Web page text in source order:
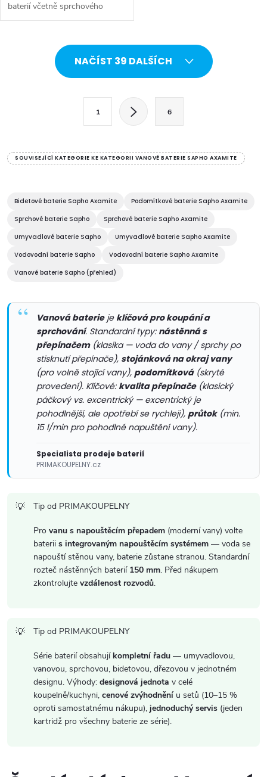
baterií včetně sprchového
systému s ruční a hlavovou
hranatým designem a
funkčností. Série:...
d
c
p
u
NAČÍST 39 DALŠÍCH
á
o
á
n
1 6
SOUVISEJÍCÍ KATEGORIE KE KATEGORII VANOVÉ BATERIE SAPHO AXAMITE
Bidetové baterie Sapho Axamite
Podomítkové baterie Sapho Axamite
Sprchové baterie Sapho
Sprchové baterie Sapho Axamite
Umyvadlové baterie Sapho
Umyvadlové baterie Sapho Axamite
Vodovodní baterie Sapho
Vodovodní baterie Sapho Axamite
Vanové baterie Sapho (přehled)
Vanová baterieje klíčová pro koupání a
sprchování. Standardní typy: nástěnná s
přepínačem(klasika — voda do vany / sprchy po
stisknutí přepínače), stojánková na okraj vany
(pro volně stojící vany), podomítková(skryté
provedení). Klíčové: kvalita přepínače(klasický
páčkový vs. excentrický — excentrický je
pohodlnější, ale opotřebí se rychleji), průtok(min.
15 l/min pro pohodlné napuštění vany).
Specialista prodeje baterií
PRIMAKOUPELNY.cz
Tip od PRIMAKOUPELNY
Pro vanu s napouštěcím přepadem (moderní vany) volte
baterii s integrovaným napouštěcím systémem — voda se
napouští stěnou vany, baterie zůstane stranou. Standardní
rozteč nástěnných baterií 150 mm. Před nákupem
zkontrolujte vzdálenost rozvodů.
Tip od PRIMAKOUPELNY
Série baterií obsahují kompletní řadu — umyvadlovou,
vanovou, sprchovou, bidetovou, dřezovou v jednotném
designu. Výhody: designová jednota v celé
koupelně/kuchyni, cenové zvýhodnění u setů (10–15 %
oproti samostatnému nákupu), jednoduchý servis (jeden
kartridž pro všechny baterie ze série).